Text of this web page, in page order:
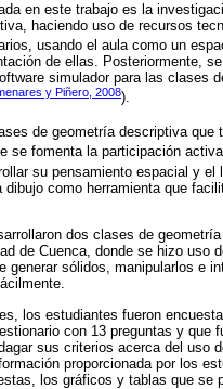
en este trabajo es la
haciendo uso de recursos
usando el aula como un
de ellas. Posteriormente,
simulador para las clases
y Piñero, 2008).
de geometría descriptiva
se fomenta la participación
su pensamiento espacial y
dibujo como herramienta que
dos clases de
de Cuenca, donde se hizo uso
generar sólidos, manipularlos e
los estudiantes fueron
con 13 preguntas y
sus criterios acerca del uso
proporcionada por los
los gráficos y tablas que se